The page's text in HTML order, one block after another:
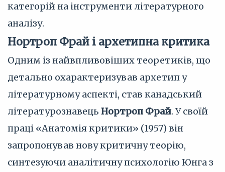
категорій на інструменти літературного
аналізу.
Нортроп Фрай і архетипна критика
Одним із найвпливовіших теоретиків, що
детально охарактеризував архетип у
літературному аспекті, став канадський
літературознавець Нортроп Фрай. У своїй
праці «Анатомія критики» (1957) він
запропонував нову критичну теорію,
синтезуючи аналітичну психологію Юнга з